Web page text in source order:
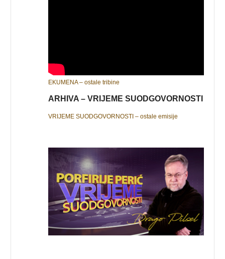
EKUMENA – ostale tribine
ARHIVA – VRIJEME SUODGOVORNOSTI
VRIJEME SUODGOVORNOSTI – ostale emisije